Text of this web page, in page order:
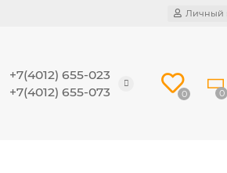
Личный
+7(4012) 655-023
+7(4012) 655-073
0 0